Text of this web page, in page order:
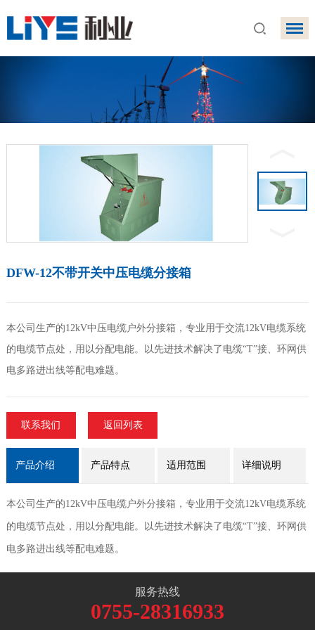
DFW-12不带开关中压电缆分接箱
本公司生产的12kV中压电缆户外分接箱，专业用于交流12kV电缆系统
的电缆节点处，用以分配电能。以先进技术解决了电缆“T”接、环网供
电多路进出线等配电难题。
联系我们 返回列表
产品介绍 产品特点 适用范围 详细说明
本公司生产的12kV中压电缆户外分接箱，专业用于交流12kV电缆系统
的电缆节点处，用以分配电能。以先进技术解决了电缆“T”接、环网供
电多路进出线等配电难题。
服务热线
0755-28316933